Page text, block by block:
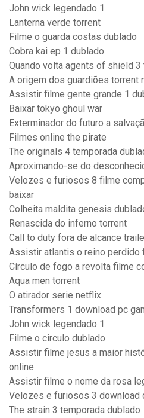
John wick legendado 1
Lanterna verde torrent
Filme o guarda costas dublado
Cobra kai ep 1 dublado
Quando volta agents of shield 3
A origem dos guardiões torrent
Assistir filme gente grande 1
Baixar tokyo ghoul war
Exterminador do futuro a
Filmes online the pirate
The originals 4 temporada
Aproximando-se do
Velozes e furiosos 8 filme
baixar
Colheita maldita genesis
Renascida do inferno torrent
Call to duty fora de alcance
Assistir atlantis o reino perdido
Círculo de fogo a revolta filme
Aqua men torrent
O atirador serie netflix
Transformers 1 download pc
John wick legendado 1
Filme o circulo dublado
Assistir filme jesus a maior
online
Assistir filme o nome da rosa
Velozes e furiosos 3 download
The strain 3 temporada dublado